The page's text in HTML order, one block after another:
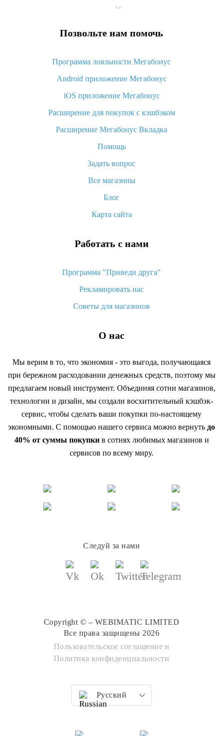
Что значит статус «Заказ закрыт» на Алиэкспресс и что
Что делать, если Алиэкспресс просит ввести паспортные
Как узнать, куда пришла посылка с Алиэкспресс
Вы отменили заказ на Алиэкспресс, когда вернут деньги?
Что такое баллы на Алиэкспресс, как их получить и
«AliExpress Standard Shipping»: что это за метод доставки и
как его отслеживать
Как покупать оптом на Алиэкспресс
Что делать, если не пришел товар с Алиэкспресс
возврата денег
Позвольте нам помочь
Программа лояльности Мегабонус
Android приложение Мегабонус
iOS приложение Мегабонус
Расширение для покупок с кэшбэком
Расширение Мегабонус Вкладка
Помощь
Задать вопрос
Все магазины
Блог
Карта сайта
Работать с нами
Программа "Приведи друга"
Рекламировать нас
Советы для магазинов
О нас
Мы верим в то, что экономия - это выгода, получающаяся
при бережном расходовании денежных средств, поэтому мы
предлагаем новый инструмент. Объединяя сотни магазинов,
технологии и дизайн, мы создали восхитительный кэшбэк-
сервис, чтобы сделать ваши покупки по-настоящему
экономными. С помощью нашего сервиса можно вернуть до
40% от суммы покупкив сотнях любимых магазинов и
сервисов по всему миру.
Следуй за нами
Copyright © – WEBIMATIC LIMITED
Все права защищены 2026
Пользовательское соглашение и
Политика конфиденциальности
Русский